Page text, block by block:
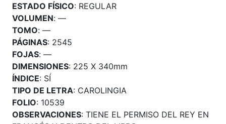
ESTADO FÍSICO: REGULAR
VOLUMEN: —
TOMO: —
PÁGINAS: 2545
FOJAS: —
DIMENSIONES: 225 X 340mm
ÍNDICE: SÍ
TIPO DE LETRA: CAROLINGIA
FOLIO: 10539
OBSERVACIONES: TIENE EL PERMISO DEL REY EN